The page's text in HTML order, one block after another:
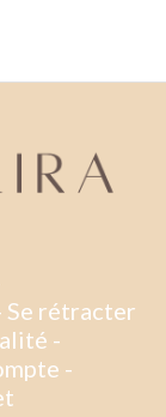
Se rétracter